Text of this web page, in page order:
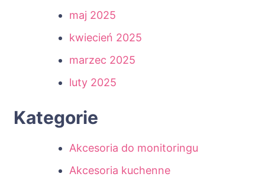
maj 2025
kwiecień 2025
marzec 2025
luty 2025
Kategorie
Akcesoria do monitoringu
Akcesoria kuchenne